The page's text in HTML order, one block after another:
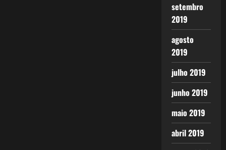
setembro
2019
agosto
2019
julho 2019
junho 2019
maio 2019
abril 2019